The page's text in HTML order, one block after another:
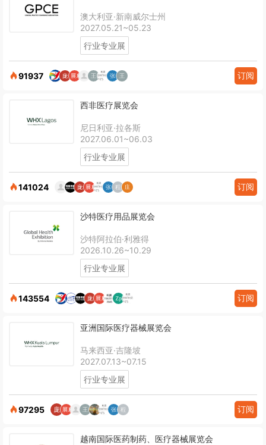
澳大利亚·新南威尔士州
2027.05.21~05.23
行业专业展
91937 订阅
西非医疗展览会
尼日利亚·拉各斯
2027.06.01~06.03
行业专业展
141024 订阅
沙特医疗用品展览会
沙特阿拉伯·利雅得
2026.10.26~10.29
行业专业展
143554 订阅
亚洲国际医疗器械展览会
马来西亚·吉隆坡
2027.07.13~07.15
行业专业展
97295 订阅
越南国际医药制药、医疗器械展览会